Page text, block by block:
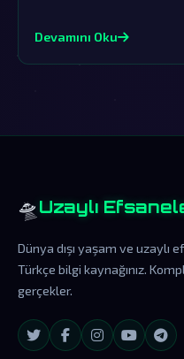
ziyaretçilerin varlığını
Devamını Oku
🛸 Uzaylı
Dünya dışı yaşam ve uzaylı
Türkçe bilgi kaynağınız.
gerçekler.